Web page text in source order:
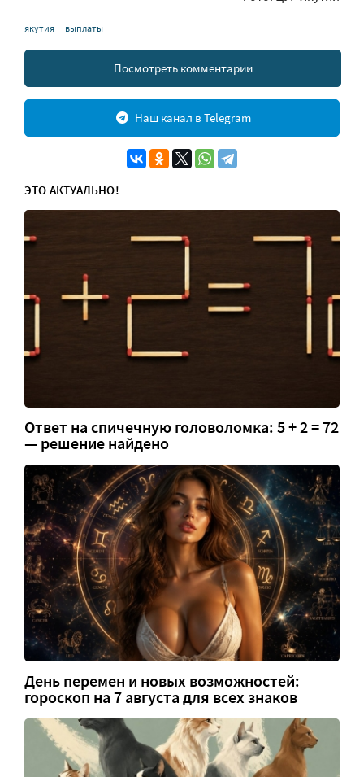
якутия выплаты
Посмотреть комментарии
Наш канал в Telegram
ЭТО АКТУАЛЬНО!
Ответ на спичечную головоломка: 5 + 2 = 72
— решение найдено
День перемен и новых возможностей:
гороскоп на 7 августа для всех знаков